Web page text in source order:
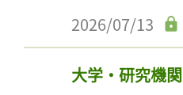
2026/07/13
大学・研究機関